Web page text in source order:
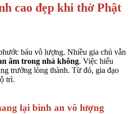
cao đẹp khi thờ Phật
báu vô lượng. Nhiều gia chủ vẫn
âm trong nhà không. Việc hiểu
trưởng lòng thành. Từ đó, gia đạo
trì.
lại bình an vô lượng